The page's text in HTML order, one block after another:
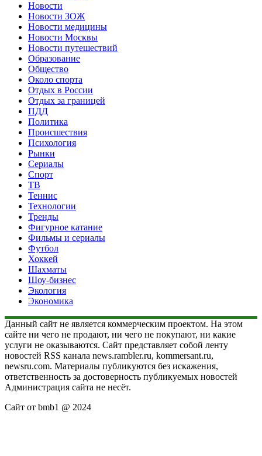
Новости
Новости ЗОЖ
Новости медицины
Новости Москвы
Новости путешествий
Образование
Общество
Около спорта
Отдых в России
Отдых за границей
ПДД
Политика
Происшествия
Психология
Рынки
Сериалы
Спорт
ТВ
Теннис
Технологии
Тренды
Фигурное катание
Фильмы и сериалы
Футбол
Хоккей
Шахматы
Шоу-бизнес
Экология
Экономика
Данный сайт не является коммерческим проектом. На этом
сайте ни чего не продают, ни чего не покупают, ни какие
услуги не оказываются. Сайт представляет собой ленту
новостей RSS канала news.rambler.ru, kommersant.ru,
newsru.com. Материалы публикуются без искажения,
ответственность за достоверность публикуемых новостей
Администрация сайта не несёт.
Сайт от bmb1 @ 2024